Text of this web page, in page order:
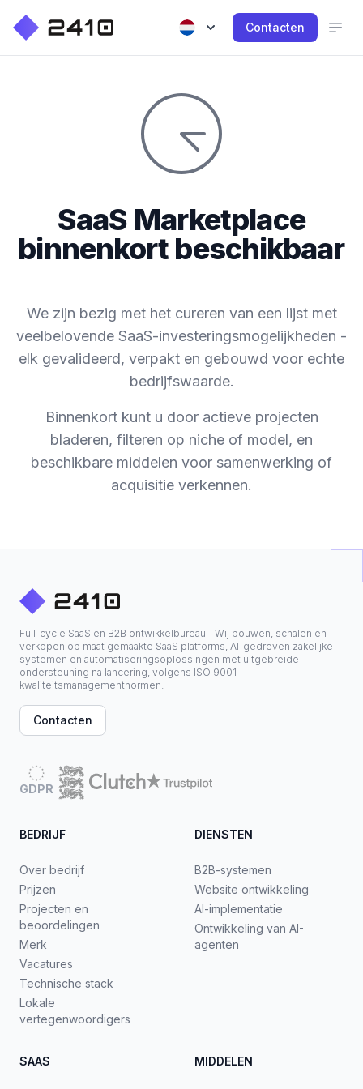
Contacten
SaaS Marketplace
binnenkort beschikbaar
We zijn bezig met het cureren van een lijst met
veelbelovende SaaS-investeringsmogelijkheden -
elk gevalideerd, verpakt en gebouwd voor echte
bedrijfswaarde.
Binnenkort kunt u door actieve projecten
bladeren, filteren op niche of model, en
beschikbare middelen voor samenwerking of
acquisitie verkennen.
Full-cycle SaaS en B2B ontwikkelbureau - Wij bouwen, schalen en
verkopen op maat gemaakte SaaS platforms, AI-gedreven zakelijke
systemen en automatiseringsoplossingen met uitgebreide
ondersteuning na lancering, volgens ISO 9001
kwaliteitsmanagementnormen.
Contacten
GDPR
BEDRIJF
Over bedrijf
Prijzen
Projecten en
beoordelingen
Merk
Vacatures
Technische stack
Lokale
vertegenwoordigers
DIENSTEN
B2B-systemen
Website ontwikkeling
AI-implementatie
Ontwikkeling van AI-
agenten
SAAS MIDDELEN